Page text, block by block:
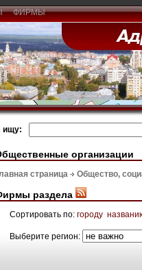
ФИРМЫ
ищу:
организации
страница Общество,
раздела
Сортировать по: городу
Выберите регион: